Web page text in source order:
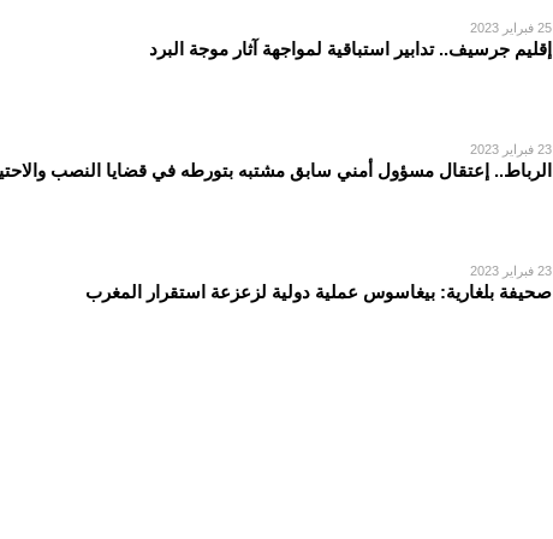
25 فبراير 2023
إقليم جرسيف.. تدابير استباقية لمواجهة آثار موجة البرد
23 فبراير 2023
الرباط.. إعتقال مسؤول أمني سابق مشتبه بتورطه في قضايا النصب
23 فبراير 2023
صحيفة بلغارية: بيغاسوس عملية دولية لزعزعة استقرار المغرب